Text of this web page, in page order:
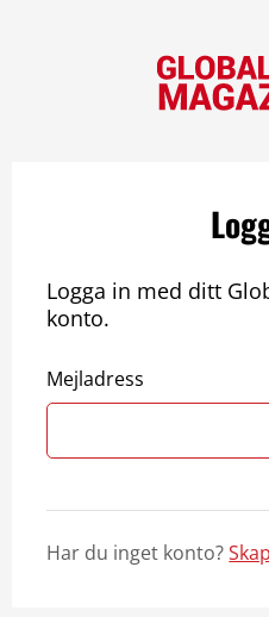
Logga in med ditt
konto.
Mejladress
Har du inget konto?